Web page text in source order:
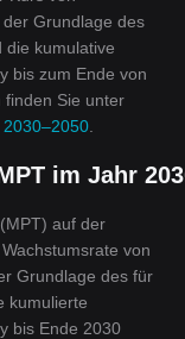
Grundlage des
die kumulative
bis zum Ende von
finden Sie unter
im Jahr
auf der
von
Grundlage des für
kumulierte
bis Ende 2030